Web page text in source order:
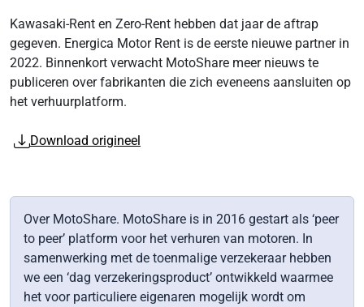
Kawasaki-Rent en Zero-Rent hebben dat jaar de aftrap
gegeven. Energica Motor Rent is de eerste nieuwe partner in
2022. Binnenkort verwacht MotoShare meer nieuws te
publiceren over fabrikanten die zich eveneens aansluiten op
het verhuurplatform.
Download origineel
Over MotoShare. MotoShare is in 2016 gestart als ‘peer
to peer’ platform voor het verhuren van motoren. In
samenwerking met de toenmalige verzekeraar hebben
we een ‘dag verzekeringsproduct’ ontwikkeld waarmee
het voor particuliere eigenaren mogelijk wordt om